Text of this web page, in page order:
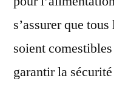
s’assurer que
soient
garantir la